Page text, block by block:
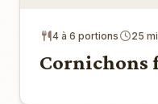
4 à 6 portions 25
Cornichons